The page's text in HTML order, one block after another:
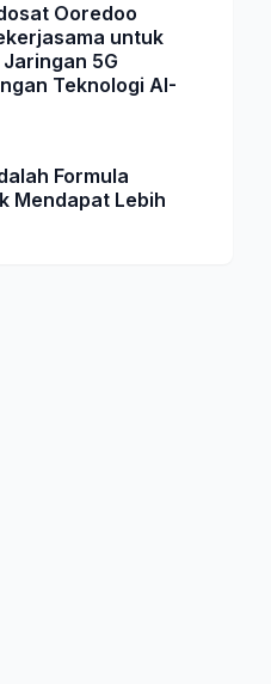
Ooredoo
untuk
5G
Teknologi AI-
Formula
Mendapat Lebih